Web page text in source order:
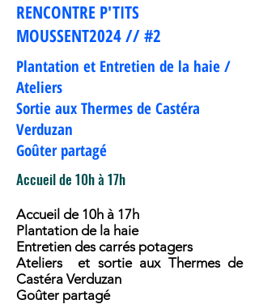
RENCONTRE P'TITS
MOUSSENT2024 // #2
Plantation et Entretien de la haie /
Ateliers
Sortie aux Thermes de Castéra
Verduzan
Goûter partagé
Accueil de 10h à 17h
Accueil de 10h à 17h
Plantation de la haie
Entretien des carrés potagers
Ateliers et sortie aux Thermes de
Castéra Verduzan
Goûter partagé